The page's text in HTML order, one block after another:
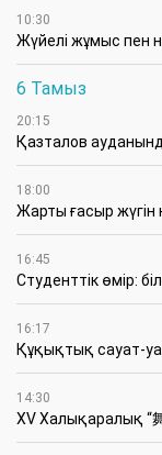
10:30
Жүйелі жұмыс пен
6 Тамыз
20:15
Қазталов
18:00
Жарты ғасыр жүгін
16:45
Студенттік өмір:
16:17
Құқықтық сауат-
14:30
XV Халықаралық “